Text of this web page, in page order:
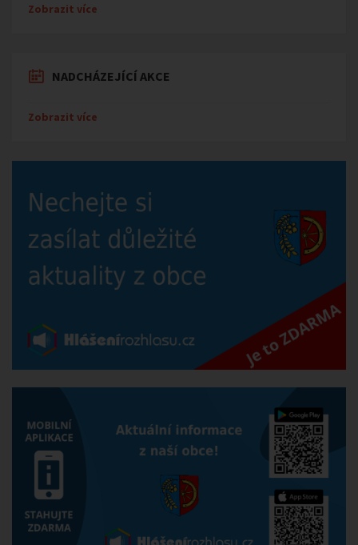
Zobrazit více
NADCHÁZEJÍCÍ AKCE
Zobrazit více